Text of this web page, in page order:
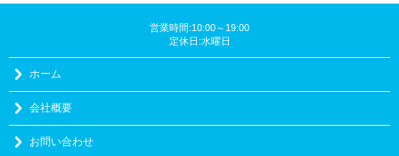
営業時間:10:00～19:00
定休日:水曜日
ホーム
会社概要
お問い合わせ